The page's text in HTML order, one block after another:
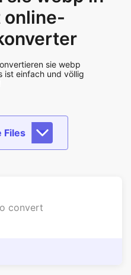
sie webp
ist einfach und völlig
Files